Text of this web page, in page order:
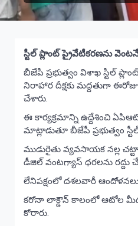
స్టీల్ ప్లాంట్ ప్రైవేటీకరణను
బీజేపీ ప్రభుత్వం విశాఖ స్టీల్
నిరాహార దీక్షకు మద్దతుగా
చేశారు.
ఈ కార్యక్రమాన్ని ఉద్దేశించి
మాట్లాడుతూ బీజేపీ ప్రభుత్వం
ముడురైతు వ్యవసాయక నల్ల
డీజిల్ వంటగ్యాస్ ధరలను రద్దు
లేనిపక్షంలో దశలవారీ
కరోనా లాక్డౌన్ కాలంలో ఆటోల మీద
కోరారు.